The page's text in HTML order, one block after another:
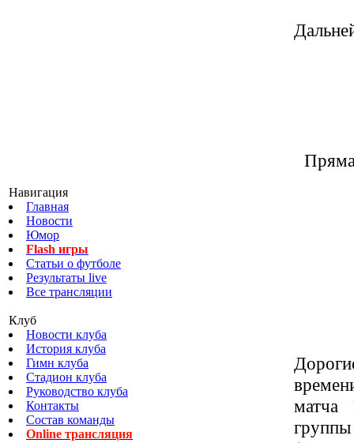
Навигация
Главная
Новости
Юмор
Flash игры
Статьи о футболе
Результаты live
Все трансляции
Клуб
Новости клуба
История клуба
Гимн клуба
Стадион клуба
Руководство клуба
Контакты
Состав команды
Online трансляция
матча